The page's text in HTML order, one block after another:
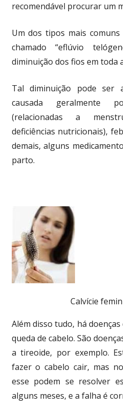
recomendável procurar um
Um dos tipos mais
chamado “eflúvio
diminuição dos fios em toda
Tal diminuição pode ser
causada geralmente
(relacionadas a
deficiências nutricionais),
demais, alguns
parto.
Calvície
Além disso tudo, há
queda de cabelo. São
a tireoide, por exemplo.
fazer o cabelo cair, mas
esse podem se resolver
alguns meses, e a falha é